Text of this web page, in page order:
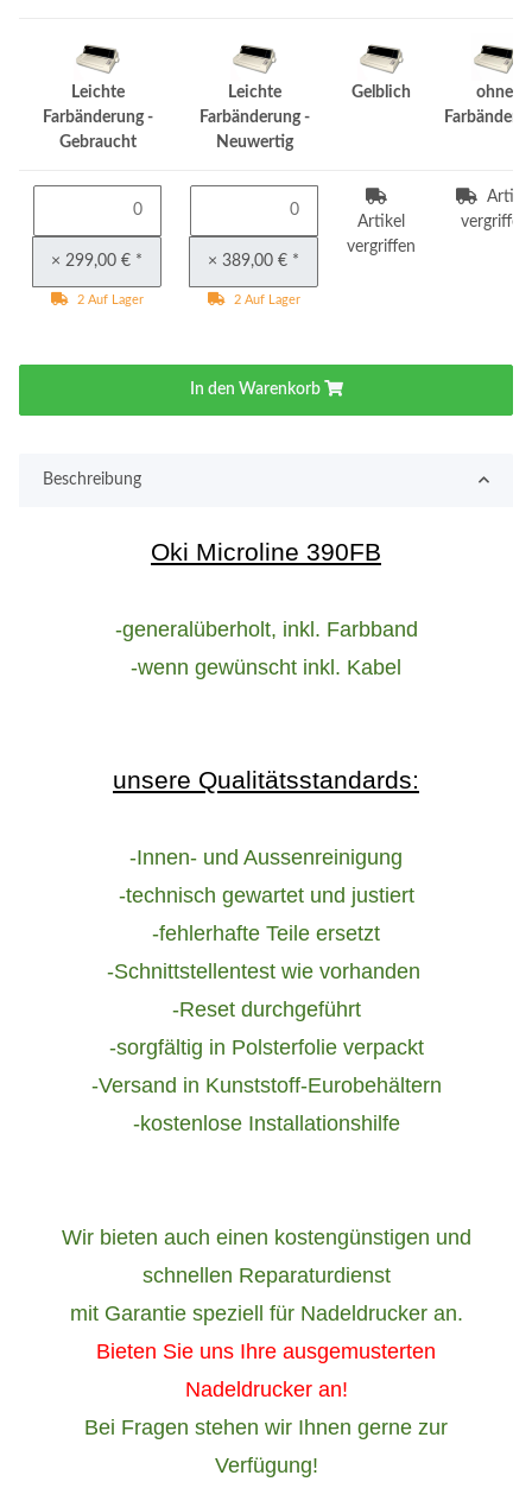
Leichte
Farbänderung -
Gebraucht
Leichte
Farbänderung -
Neuwertig
Gelblich
ohne
× 299,00 € *
2 Auf Lager
× 389,00 € *
2 Auf Lager
Artikel
vergriffen
vergriffen
In den Warenkorb
Beschreibung
Oki Microline 390FB
-generalüberholt, inkl. Farbband
-wenn gewünscht inkl. Kabel
unsere Qualitätsstandards:
-Innen- und Aussenreinigung
-technisch gewartet und justiert
-fehlerhafte Teile ersetzt
-Schnittstellentest wie vorhanden
-Reset durchgeführt
-sorgfältig in Polsterfolie verpackt
-Versand in Kunststoff-Eurobehältern
-kostenlose Installationshilfe
Wir bieten auch einen kostengünstigen und
schnellen Reparaturdienst
mit Garantie speziell für Nadeldrucker an.
Bieten Sie uns Ihre ausgemusterten
Nadeldrucker an!
Bei Fragen stehen wir Ihnen gerne zur
Verfügung!